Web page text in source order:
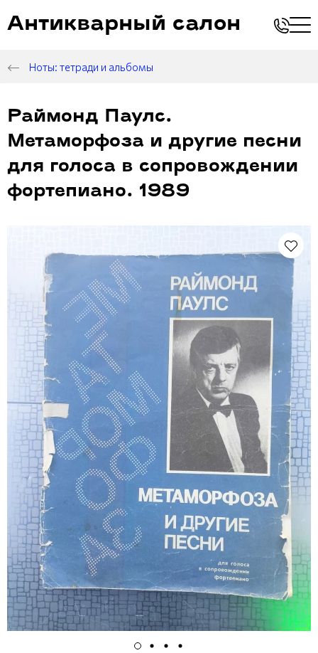
Антикварный салон
Ноты: тетради и альбомы
Раймонд Паулс.
Метаморфоза и другие песни
для голоса в сопровождении
фортепиано. 1989